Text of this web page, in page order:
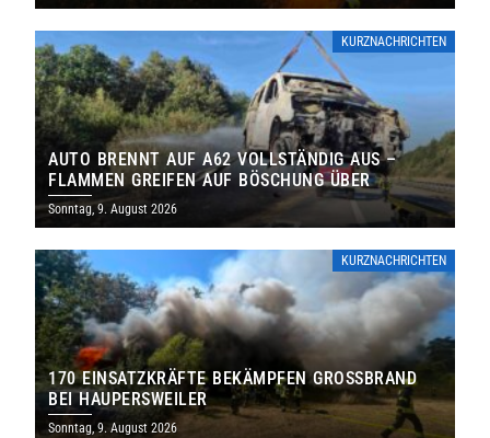
KURZNACHRICHTEN
AUTO BRENNT AUF A62 VOLLSTÄNDIG AUS –
FLAMMEN GREIFEN AUF BÖSCHUNG ÜBER
Sonntag, 9. August 2026
KURZNACHRICHTEN
170 EINSATZKRÄFTE BEKÄMPFEN GROSSBRAND B
EI HAUPERSWEILER
Sonntag, 9. August 2026